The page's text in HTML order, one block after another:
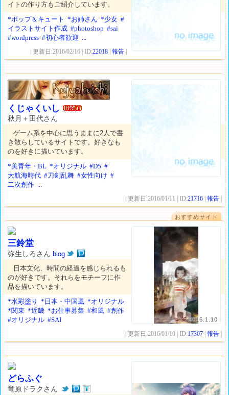
イトの作り方もご紹介しています。
*ポップ＆キュート
*お姉さん *少女 #
イラストサイト作成 #photoshop #sai
#wordpress #初心者歓迎 ...
| 更新日:2016/02/16 | ID:22018 |報告
くじゃくいし
秋月＋田代さん
ゲーム系を中心に思うままに2人で書
き散らしているサイトです。好きなも
のを好きに描いています。
*美青年・BL *オリジナル #D5 #
大航海時代 #刀剣乱舞 #女性向け #
二次創作 ...
| 更新日:2016/01/11 | ID:21716 |報告
おすすめサイト
2016.1.10
三鈴堂
弥生しろさんblog
日本文化、時間の経過を感じられるも
のが好きです。それらをモチーフに作
品を描いています。
*水彩塗り
*日本・中国風 *オリジナル
*関東 *近畿 *お仕事募集 #和風 #創作
#オリジナル #SAI
| 更新日:2016/01/10 | ID:17307 |報告
どらふぐ
竜原ドラクさん